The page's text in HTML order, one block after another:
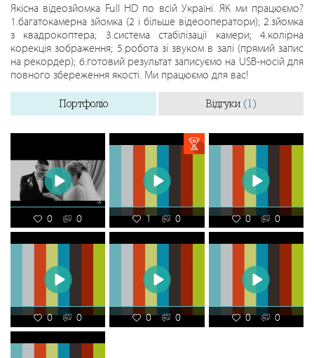
Якісна відеозйомка Full HD по всій Україні. ЯК ми працюємо?
1.багатокамерна зйомка (2 і більше відеооператори); 2.зйомка
з квадрокоптера; 3.система стабілізації камери; 4.колірна
корекція зображення; 5.робота зі звуком в залі (прямий запис
на рекордер); 6.готовий результат записуємо на USB-носій для
повного збереження якості. Ми працюємо для вас!
Портфоліо Відгуки (1)
0 0 1 0 0 0
0 0 0 0 0 0